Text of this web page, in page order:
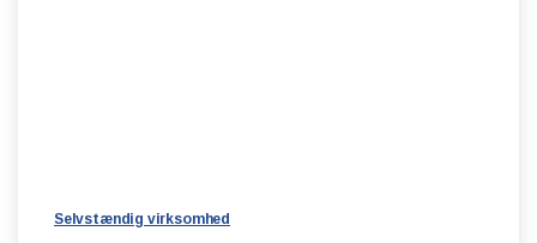
Selvstændig virksomhed